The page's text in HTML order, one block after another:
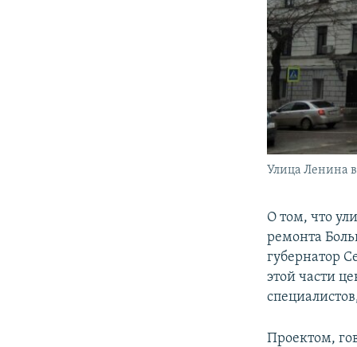
Улица Ленина
О том, что
ремонта
губернатор
этой части
Проектом,